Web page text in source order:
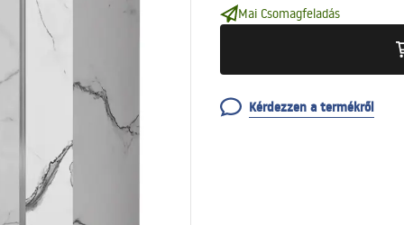
Mai Csomagfeladás
Kérdezzen a termékről